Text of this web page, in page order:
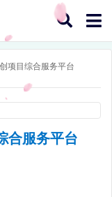
项目综合服务平台
合服务平台